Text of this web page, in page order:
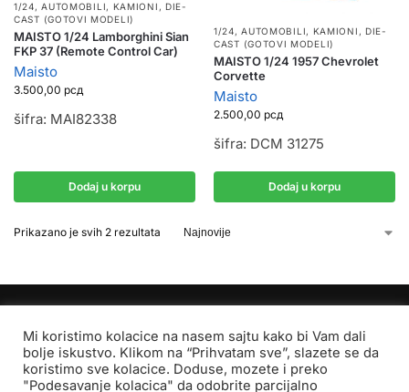
1/24,AUTOMOBILI, KAMIONI , DIE-
CAST (GOTOVI MODELI)
MAISTO 1/24 Lamborghini Sian
FKP 37 (Remote Control Car)
Maisto
3.500,00 рсд
šifra: MAI82338
Dodaj u korpu
1/24,AUTOMOBILI, KAMIONI , DIE-
CAST (GOTOVI MODELI)
MAISTO 1/24 1957 Chevrolet
Corvette
Maisto
2.500,00 рсд
šifra: DCM 31275
Dodaj u korpu
Prikazano je svih 2 rezultata
Mi koristimo kolacice na nasem sajtu kako bi Vam dali
bolje iskustvo. Klikom na “Prihvatam sve”, slazete se da
koristimo sve kolacice. Doduse, mozete i preko
"Podesavanje kolacica" da odobrite parcijalno